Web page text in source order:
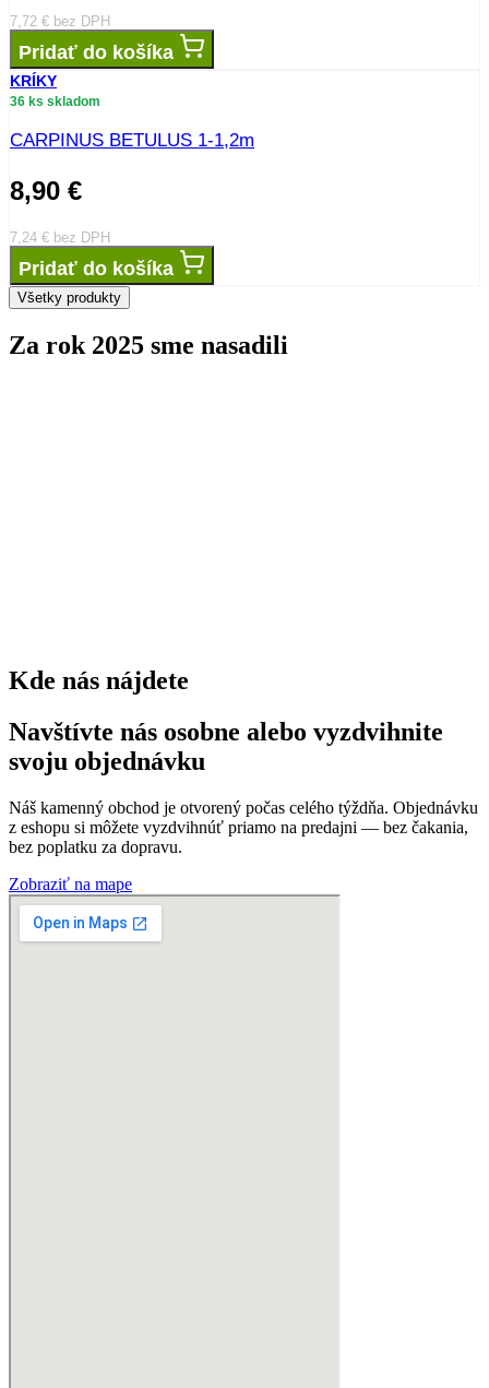
7,72 € bez DPH
Pridať do košíka
KRÍKY
36 ks skladom
CARPINUS BETULUS 1-1,2m
8,90 €
7,24 € bez DPH
Pridať do košíka
Všetky produkty
Za rok 2025 sme nasadili
Kde nás nájdete
Navštívte nás osobne alebo vyzdvihnite
svoju objednávku
Náš kamenný obchod je otvorený počas celého týždňa. Objednávku
z eshopu si môžete vyzdvihnúť priamo na predajni — bez čakania,
bez poplatku za dopravu.
Zobraziť na mape